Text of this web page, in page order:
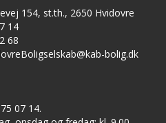
154, st.th., 2650 Hvidovre
14
68
bolig.dk
07 14.